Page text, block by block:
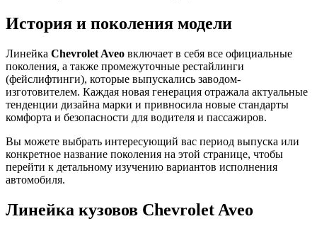
История и поколения модели
Линейка Chevrolet Aveo включает в себя все официальные
поколения, а также промежуточные рестайлинги
(фейслифтинги), которые выпускались заводом-
изготовителем. Каждая новая генерация отражала актуальные
тенденции дизайна марки и привносила новые стандарты
комфорта и безопасности для водителя и пассажиров.
Вы можете выбрать интересующий вас период выпуска или
конкретное название поколения на этой странице, чтобы
перейти к детальному изучению вариантов исполнения
автомобиля.
Линейка кузовов Chevrolet Aveo